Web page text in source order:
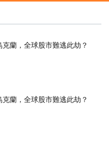
克蘭，全球股市難逃此劫？
克蘭，全球股市難逃此劫？